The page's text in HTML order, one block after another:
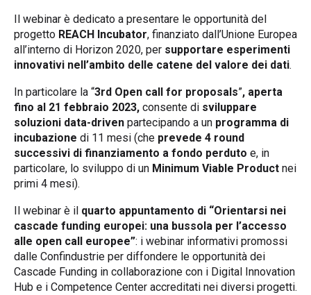
Il webinar è dedicato a presentare le opportunità del
progetto REACH Incubator, finanziato dall’Unione Europea
all’interno di Horizon 2020, per supportare esperimenti
innovativi nell’ambito delle catene del valore dei dati.
In particolare la “3rd Open call for proposals”, aperta
fino al 21 febbraio 2023, consente di sviluppare
soluzioni data-driven partecipando a un programma di
incubazione di 11 mesi (che prevede 4 round
successivi di finanziamento a fondo perduto e, in
particolare, lo sviluppo di un Minimum Viable Product nei
primi 4 mesi).
Il webinar è il quarto appuntamento di “Orientarsi nei
cascade funding europei: una bussola per l’accesso
alle open call europee”: i webinar informativi promossi
dalle Confindustrie per diffondere le opportunità dei
Cascade Funding in collaborazione con i Digital Innovation
Hub e i Competence Center accreditati nei diversi progetti.